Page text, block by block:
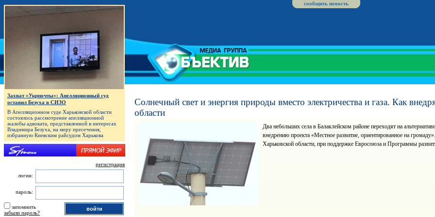
сообщить новость
Солнечный свет и энергия природы вместо электричества и газа. Как
области
Два небольших села в Балаклейском районе переходят на
внедрению проекта «Местное развитие, ориентированное на
Харьковской области, при поддержке Евросоюза и Программы
Захват «Укрпочты»: Апелляционный суд
оставил Безуха в СИЗО
В Апелляционном суде Харьковской области
состоялось рассмотрение апелляционной
жалобы адвоката, представленной в интересах
Владимира Безуха, на меру пресечения,
избранную Киевским райсудом Харькова
регистрация
логин:
пароль:
запомнить
забыли пароль?